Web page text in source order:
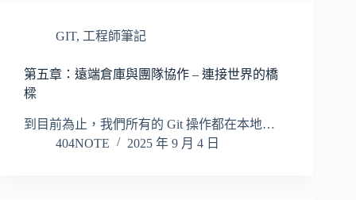
GIT, 工程師筆記
第五章：遠端倉庫與團隊協作 – 連接世界的橋
樑
到目前為止，我們所有的 Git 操作都在本地…
404NOTE
2025 年 9 月 4 日